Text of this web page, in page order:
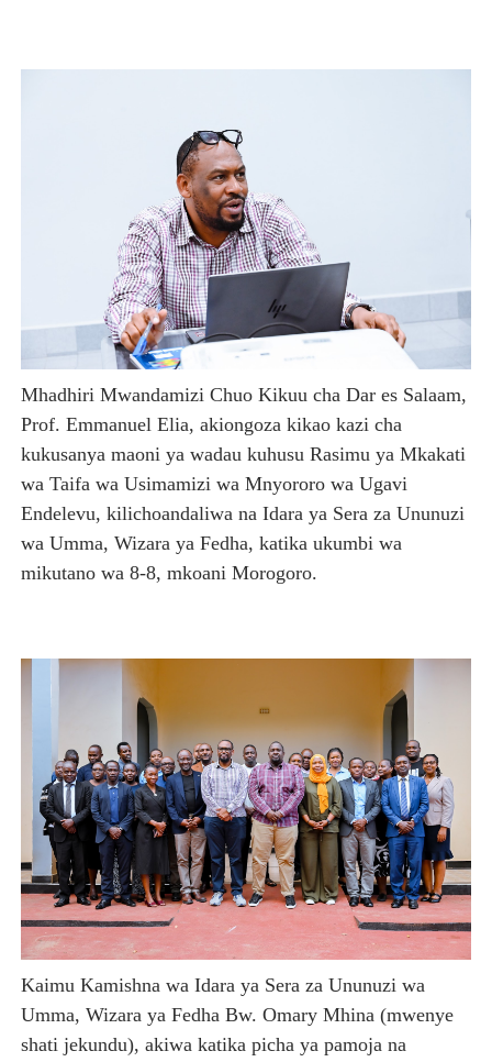
Mhadhiri Mwandamizi Chuo Kikuu cha Dar es Salaam,
Prof. Emmanuel Elia, akiongoza kikao kazi cha
kukusanya maoni ya wadau kuhusu Rasimu ya Mkakati
wa Taifa wa Usimamizi wa Mnyororo wa Ugavi
Endelevu, kilichoandaliwa na Idara ya Sera za Ununuzi
wa Umma, Wizara ya Fedha, katika ukumbi wa
mikutano wa 8-8, mkoani Morogoro.
Kaimu Kamishna wa Idara ya Sera za Ununuzi wa
Umma, Wizara ya Fedha Bw. Omary Mhina (mwenye
shati jekundu), akiwa katika picha ya pamoja na